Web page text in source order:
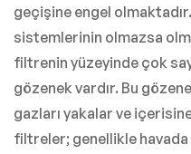
geçişine engel
sistemlerinin olmazsa
filtrenin yüzeyinde çok
gözenek vardır. Bu
gazları yakalar ve
filtreler; genellikle havada